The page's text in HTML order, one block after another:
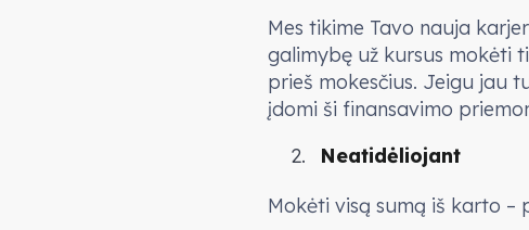
Mes tikime Tavo nauja
galimybę už kursus mokėti
prieš mokesčius. Jeigu jau
įdomi ši finansavimo
Neatidėliojant
Mokėti visą sumą iš karto –